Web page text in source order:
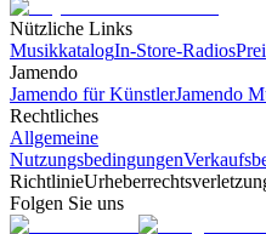
Nützliche Links
MusikkatalogIn-Store-Radios
Jamendo
Jamendo für KünstlerJamendo
Rechtliches
Allgemeine
Nutzungsbedingungen
Richtlinie
Folgen Sie uns